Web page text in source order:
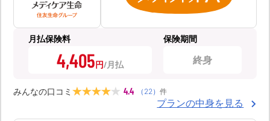
月払保険料
4,405円
保険期間
終身
みんなの口コミ 4.4 （ 22） 件
プランの中身を見る